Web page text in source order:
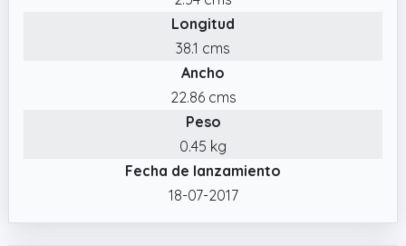
Longitud
38.1 cms
Ancho
22.86 cms
Peso
0.45 kg
Fecha de lanzamiento
18-07-2017